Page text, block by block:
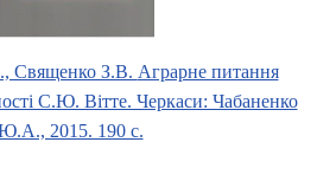
Священко З.В. Аграрне питання
С.Ю. Вітте. Черкаси: Чабаненко
2015. 190 с.